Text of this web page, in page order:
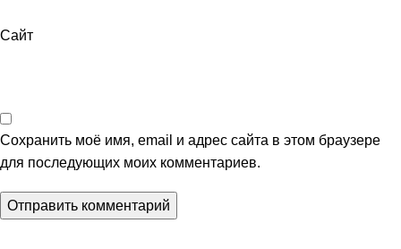
Сайт
Сохранить моё имя, email и адрес сайта в этом браузере
для последующих моих комментариев.